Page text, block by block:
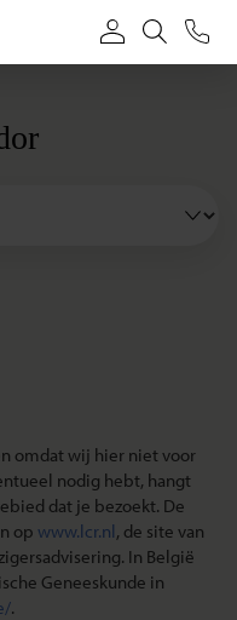
omdat wij hier niet voor
nodig hebt, hangt
dat je bezoekt. De
op www.lcr.nl, de site van
In België
Geneeskunde in
.